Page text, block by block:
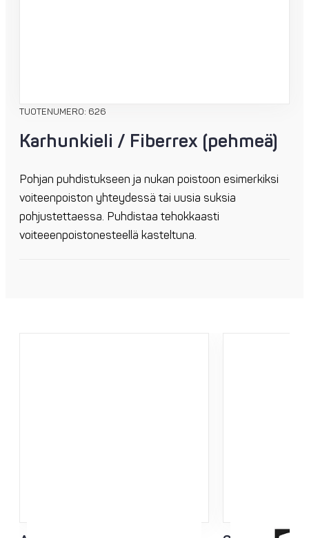
TUOTENUMERO: 626
Karhunkieli / Fiberrex (pehmeä)
Pohjan puhdistukseen ja nukan poistoon esimerkiksi
voiteenpoiston yhteydessä tai uusia suksia
pohjustettaessa. Puhdistaa tehokkaasti
voiteeenpoistonesteellä kasteltuna.